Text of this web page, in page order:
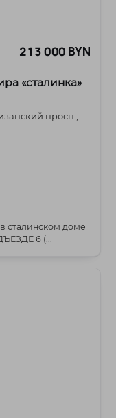
213 000 BYN
«сталинка»
просп.,
сталинском доме
В ПОДЪЕЗДЕ 6 (...